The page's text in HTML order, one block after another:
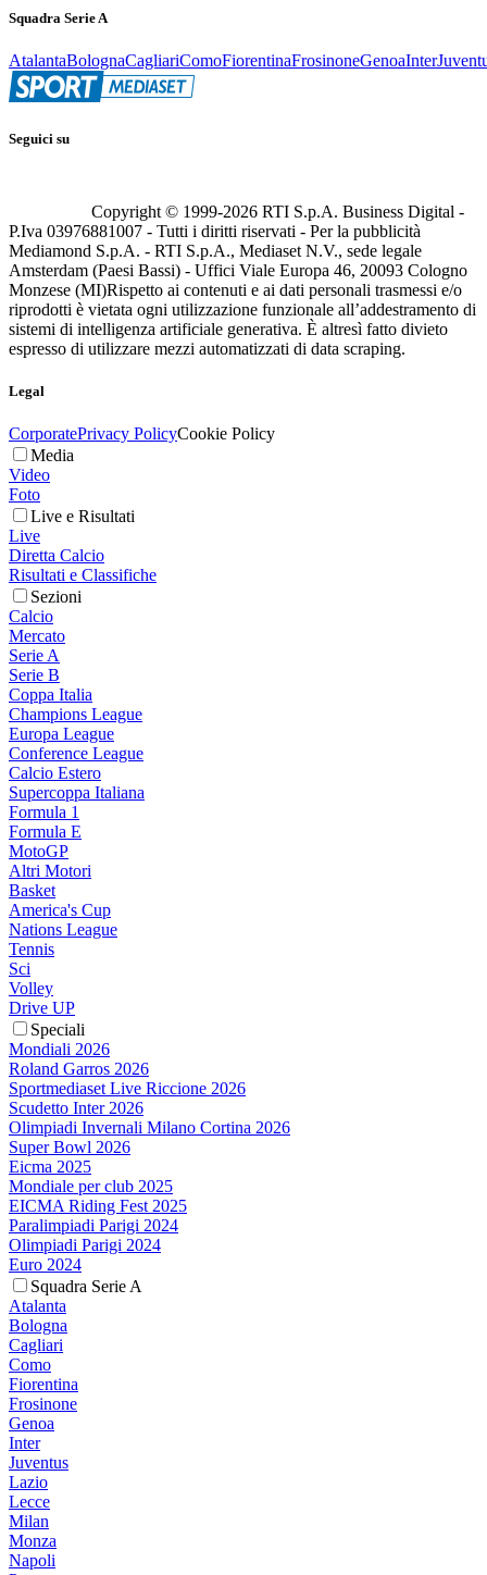
Squadra Serie A
AtalantaBolognaCagliariComoFiorentinaFrosinoneGenoaInter
Seguici su
Copyright © 1999-2026 RTI S.p.A. Business Digital -
P.Iva 03976881007 - Tutti i diritti riservati - Per la pubblicità
Mediamond S.p.A. - RTI S.p.A., Mediaset N.V., sede legale
Amsterdam (Paesi Bassi) - Uffici Viale Europa 46, 20093 Cologno
Monzese (MI)Rispetto ai contenuti e ai dati personali trasmessi e/o
riprodotti è vietata ogni utilizzazione funzionale all’addestramento di
sistemi di intelligenza artificiale generativa. È altresì fatto divieto
espresso di utilizzare mezzi automatizzati di data scraping.
Legal
CorporatePrivacy PolicyCookie Policy
Media
Video
Foto
Live e Risultati
Live
Diretta Calcio
Risultati e Classifiche
Sezioni
Calcio
Mercato
Serie A
Serie B
Coppa Italia
Champions League
Europa League
Conference League
Calcio Estero
Supercoppa Italiana
Formula 1
Formula E
MotoGP
Altri Motori
Basket
America's Cup
Nations League
Tennis
Sci
Volley
Drive UP
Speciali
Mondiali 2026
Roland Garros 2026
Sportmediaset Live Riccione 2026
Scudetto Inter 2026
Olimpiadi Invernali Milano Cortina 2026
Super Bowl 2026
Eicma 2025
Mondiale per club 2025
EICMA Riding Fest 2025
Paralimpiadi Parigi 2024
Olimpiadi Parigi 2024
Euro 2024
Squadra Serie A
Atalanta
Bologna
Cagliari
Como
Fiorentina
Frosinone
Genoa
Inter
Juventus
Lazio
Lecce
Milan
Monza
Napoli